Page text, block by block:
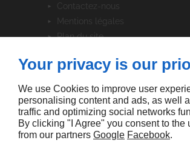
contactez-nous
mentions légales
plan du site
SUIVEZ-NOUS
Your privacy is our
We use Cookies to improve user
personalising content and ads, as well
traffic and optimizing social networks
By clicking "I Agree" you consent to the
from our partners Google Facebook.